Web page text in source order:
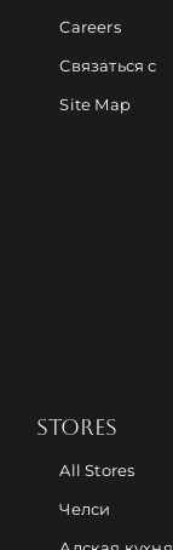
Careers
Связаться с
Site Map
STORES
All Stores
Челси